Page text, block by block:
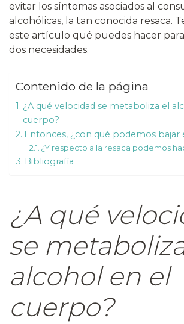
evitar los síntomas asociados al
alcohólicas, la tan conocida resaca.
este artículo qué puedes hacer para
dos necesidades.
Contenido de la página
¿A qué velocidad se metaboliza el
cuerpo?
Entonces, ¿con qué podemos bajar
¿Y respecto a la resaca podemos
Bibliografía
¿A qué
se
alcohol en el
cuerpo?